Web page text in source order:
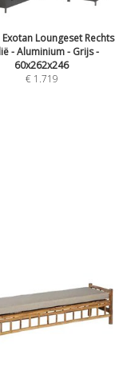
Exotan Loungeset Rechts
- Aluminium - Grijs -
60x262x246
€ 1.719